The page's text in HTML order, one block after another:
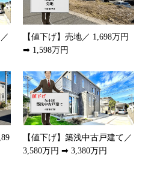
【値下げ】売地／ 1,698万円
➡ 1,598万円
【値下げ】築浅中古戸建て／
3,580万円 ➡ 3,380万円